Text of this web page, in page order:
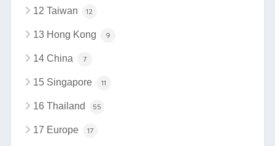
12 Taiwan 12
13 Hong Kong 9
14 China 7
15 Singapore 11
16 Thailand 55
17 Europe 17